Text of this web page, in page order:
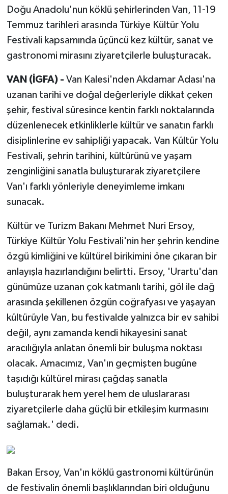
Doğu Anadolu'nun köklü şehirlerinden Van, 11-19
Temmuz tarihleri arasında Türkiye Kültür Yolu
Festivali kapsamında üçüncü kez kültür, sanat ve
gastronomi mirasını ziyaretçilerle buluşturacak.
VAN (İGFA) - Van Kalesi'nden Akdamar Adası'na
uzanan tarihi ve doğal değerleriyle dikkat çeken
şehir, festival süresince kentin farklı noktalarında
düzenlenecek etkinliklerle kültür ve sanatın farklı
disiplinlerine ev sahipliği yapacak. Van Kültür Yolu
Festivali, şehrin tarihini, kültürünü ve yaşam
zenginliğini sanatla buluşturarak ziyaretçilere
Van'ı farklı yönleriyle deneyimleme imkanı
sunacak.
Kültür ve Turizm Bakanı Mehmet Nuri Ersoy,
Türkiye Kültür Yolu Festivali'nin her şehrin kendine
özgü kimliğini ve kültürel birikimini öne çıkaran bir
anlayışla hazırlandığını belirtti. Ersoy, 'Urartu'dan
günümüze uzanan çok katmanlı tarihi, göl ile dağ
arasında şekillenen özgün coğrafyası ve yaşayan
kültürüyle Van, bu festivalde yalnızca bir ev sahibi
değil, aynı zamanda kendi hikayesini sanat
aracılığıyla anlatan önemli bir buluşma noktası
olacak. Amacımız, Van'ın geçmişten bugüne
taşıdığı kültürel mirası çağdaş sanatla
buluşturarak hem yerel hem de uluslararası
ziyaretçilerle daha güçlü bir etkileşim kurmasını
sağlamak.' dedi.
Bakan Ersoy, Van'ın köklü gastronomi kültürünün
de festivalin önemli başlıklarından biri olduğunu